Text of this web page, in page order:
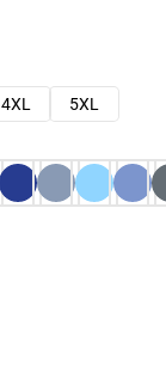
4XL
5XL